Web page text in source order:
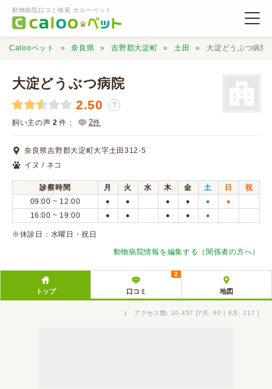
動物病院口コミ検索 カルーペット
動物病院検索
口コミ検索
Calooペットとは？
口コミ投稿
Calooペット 奈良県 吉野郡大淀町 土田 大淀どうぶつ病院
大淀どうぶつ病院
2.50 ？
飼い主の声 2 件： 2件
奈良県吉野郡大淀町大字土田312-5
イヌ / ネコ
診察時間 月 火 水 木 金 土 日
祝
09:00 ~ 12:00
● ● ● ● ● ●
16:00 ~ 19:00 ● ● ● ● ●
※休診日：水曜日・祝日
動物病院情報を編集する（関係者の方へ）
トップ 口コミ
2
地図
↓ アクセス数: 10,457 [7月: 80 | 6月: 117 ]